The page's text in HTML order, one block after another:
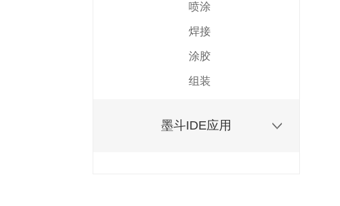
喷涂
焊接
涂胶
组装
墨斗IDE应用